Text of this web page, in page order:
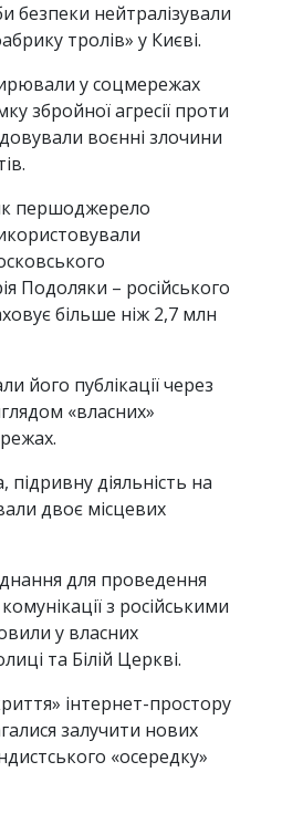
безпеки нейтралізували
тролів» у Києві.
у соцмережах
збройної агресії проти
воєнні злочини
першоджерело
Подоляки – російського
більше ніж 2,7 млн
його публікації через
«власних»
підривну діяльність на
двоє місцевих
для проведення
з російськими
у власних
та Білій Церкві.
інтернет-простору
залучити нових
«осередку»